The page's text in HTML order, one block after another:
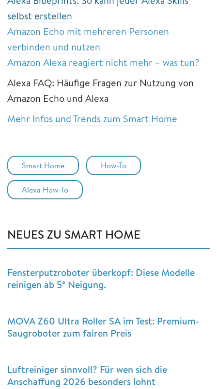
selbst erstellen
Amazon Echo mit mehreren Personen
verbinden und nutzen
Amazon Alexa reagiert nicht mehr – was tun?
Alexa FAQ: Häufige Fragen zur Nutzung von
Amazon Echo und Alexa
Mehr Infos und Trends zum Smart Home
Smart Home How-To
Alexa How-To
NEUES ZU SMART HOME
Fensterputzroboter überkopf: Diese Modelle
reinigen ab 5° Neigung.
MOVA Z60 Ultra Roller SA im Test: Premium-
Saugroboter zum fairen Preis
Luftreiniger sinnvoll? Für wen sich die
Anschaffung 2026 besonders lohnt